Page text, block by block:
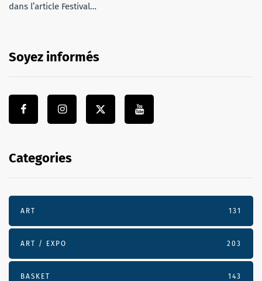
dans l’article Festival…
Soyez informés
Categories
ART 131
ART / EXPO 203
BASKET 143